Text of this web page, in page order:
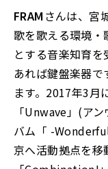
FRAMさんは、宮
歌を歌える環境
とする音楽知育
あれば鍵盤楽器
ます。2017年3月
「Unwave」(ア
バム「 -
京へ活動拠点を